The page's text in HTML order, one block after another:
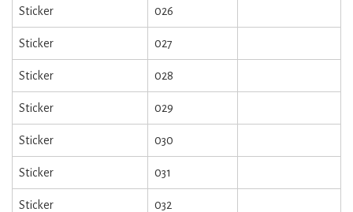
Sticker 026
Sticker 027
Sticker 028
Sticker 029
Sticker 030
Sticker 031
Sticker 032